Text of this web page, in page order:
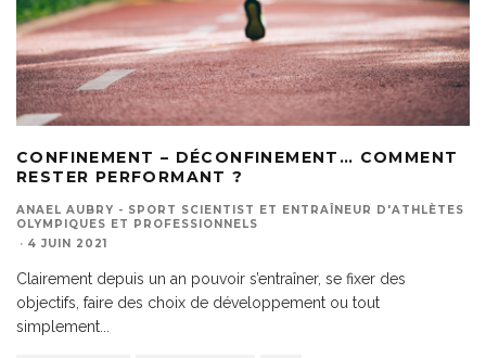
CONFINEMENT – DÉCONFINEMENT… COMMENT
RESTER PERFORMANT ?
ANAEL AUBRY - SPORT SCIENTIST ET ENTRAÎNEUR D'ATHLÈTES
OLYMPIQUES ET PROFESSIONNELS
· 4 JUIN 2021
Clairement depuis un an pouvoir s’entraîner, se fixer des
objectifs, faire des choix de développement ou tout
simplement